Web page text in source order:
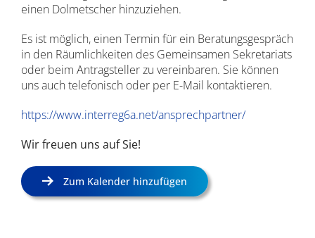
einen Dolmetscher hinzuziehen.
Es ist möglich, einen Termin für ein Beratungsgespräch
in den Räumlichkeiten des Gemeinsamen Sekretariats
oder beim Antragsteller zu vereinbaren. Sie können
uns auch telefonisch oder per E-Mail kontaktieren.
https://www.interreg6a.net/ansprechpartner/
Wir freuen uns auf Sie!
Zum Kalender hinzufügen